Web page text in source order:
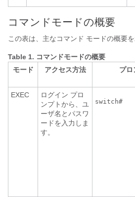
コマンドモードの概要
この表は、主なコマンド モードの概要を
Table 1. コマンドモードの概要
モード
アクセス方法 プロ
EXEC
ログイン プロ
ンプトから、ユ
ーザ名とパスワ
ードを入力しま
す。